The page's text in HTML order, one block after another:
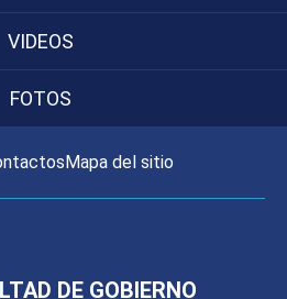
VIDEOS
FOTOS
Mapa del sitio
DE GOBIERNO